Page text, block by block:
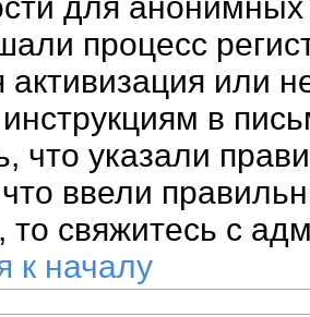
процесс
активизация или
в
что указали
ввели
то свяжитесь с
к началу